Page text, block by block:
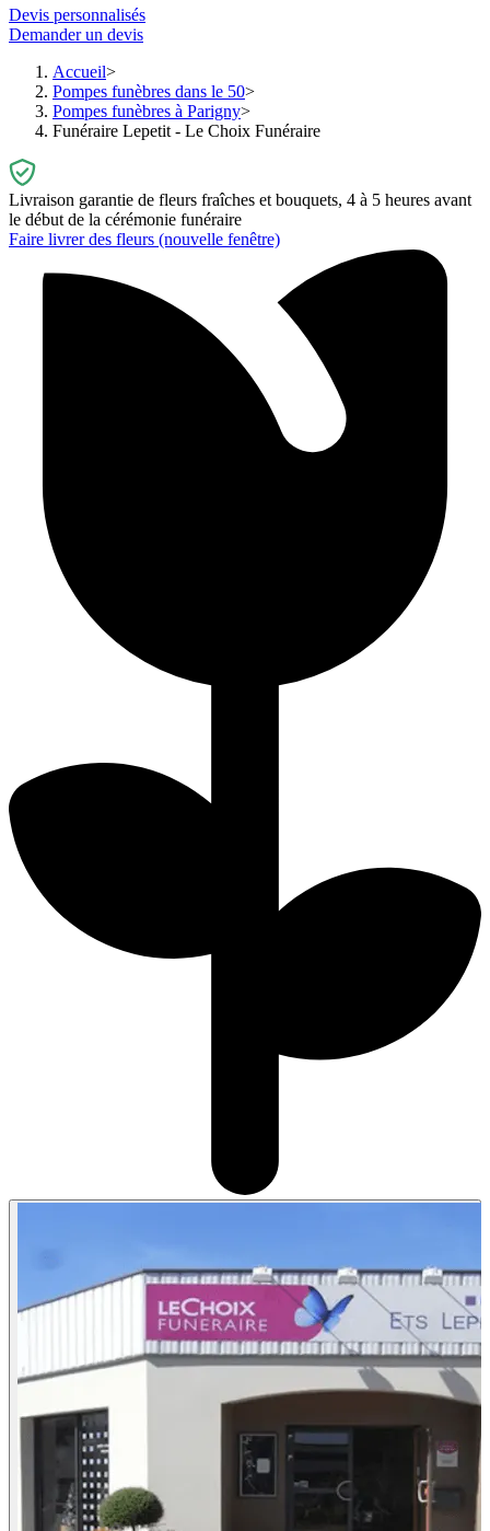
Devis personnalisés
Demander un devis
Accueil
Pompes funèbres dans le 50
Pompes funèbres à Parigny
Funéraire Lepetit - Le Choix Funéraire
Livraison garantie de fleurs fraîches et bouquets, 4 à 5 heures avant
le début de la cérémonie funéraire
Faire livrer des fleurs (nouvelle fenêtre)